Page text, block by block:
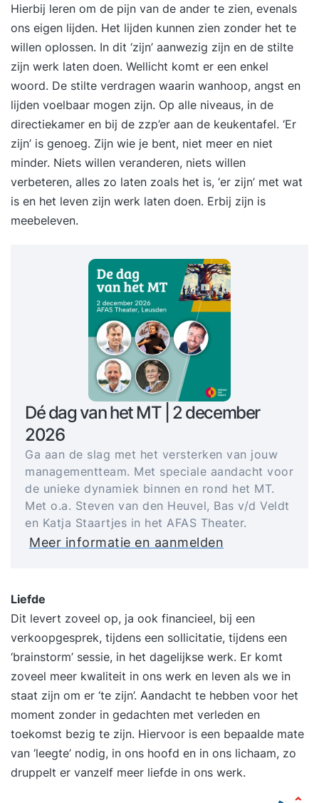
Hierbij leren om de pijn van de ander te zien, evenals
ons eigen lijden. Het lijden kunnen zien zonder het te
willen oplossen. In dit ‘zijn’ aanwezig zijn en de stilte
zijn werk laten doen. Wellicht komt er een enkel
woord. De stilte verdragen waarin wanhoop, angst en
lijden voelbaar mogen zijn. Op alle niveaus, in de
directiekamer en bij de zzp’er aan de keukentafel. ‘Er
zijn’ is genoeg. Zijn wie je bent, niet meer en niet
minder. Niets willen veranderen, niets willen
verbeteren, alles zo laten zoals het is, ‘er zijn’ met wat
is en het leven zijn werk laten doen. Erbij zijn is
meebeleven.
Dé dag van het MT | 2 december
2026
Ga aan de slag met het versterken van jouw
managementteam. Met speciale aandacht voor
de unieke dynamiek binnen en rond het MT.
Met o.a. Steven van den Heuvel, Bas v/d Veldt
en Katja Staartjes in het AFAS Theater.
Meer informatie en aanmelden
Liefde
Dit levert zoveel op, ja ook financieel, bij een
verkoopgesprek, tijdens een sollicitatie, tijdens een
‘brainstorm’ sessie, in het dagelijkse werk. Er komt
zoveel meer kwaliteit in ons werk en leven als we in
staat zijn om er ‘te zijn’. Aandacht te hebben voor het
moment zonder in gedachten met verleden en
toekomst bezig te zijn. Hiervoor is een bepaalde mate
van ‘leegte’ nodig, in ons hoofd en in ons lichaam, zo
druppelt er vanzelf meer liefde in ons werk.